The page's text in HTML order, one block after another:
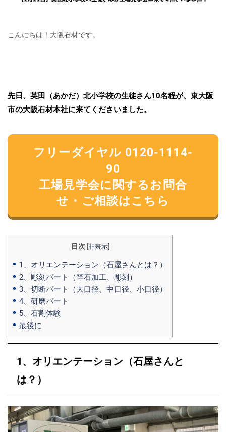
こんにちは！大阪石材です。
先日、英田（あかだ）北小学校の生徒さん10名程が、東大阪
市の大阪石材本社に来てくださいました。
フリーダイヤル 0120-1114-
90
工場見学会に関するお問合
せ・ご相談はこちら
目次 非表示]
1、オリエンテーション（石屋さんとは？）
2、彫刻パート（竿石加工、彫刻）
3、切断パート（大口径、中口径、小口径）
4、研磨パート
5、石割体験
最後に
1、オリエンテーション（石屋さんと
は？）